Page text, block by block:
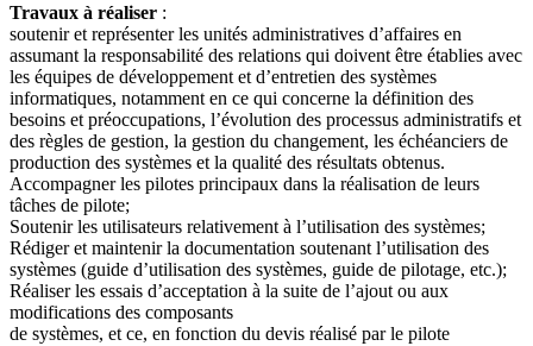
Travaux à réaliser :
soutenir et représenter les unités administratives d’affaires en
assumant la responsabilité des relations qui doivent être établies avec
les équipes de développement et d’entretien des systèmes
informatiques, notamment en ce qui concerne la définition des
besoins et préoccupations, l’évolution des processus administratifs et
des règles de gestion, la gestion du changement, les échéanciers de
production des systèmes et la qualité des résultats obtenus.
Accompagner les pilotes principaux dans la réalisation de leurs
tâches de pilote;
Soutenir les utilisateurs relativement à l’utilisation des systèmes;
Rédiger et maintenir la documentation soutenant l’utilisation des
systèmes (guide d’utilisation des systèmes, guide de pilotage, etc.);
Réaliser les essais d’acceptation à la suite de l’ajout ou aux
modifications des composants
de systèmes, et ce, en fonction du devis réalisé par le pilote